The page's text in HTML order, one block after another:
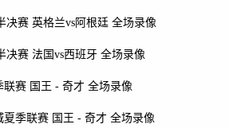
决赛 英格兰vs阿根廷 全场录像
决赛 法国vs西班牙 全场录像
联赛 国王 - 奇才 全场录像
夏季联赛 国王 - 奇才 全场录像